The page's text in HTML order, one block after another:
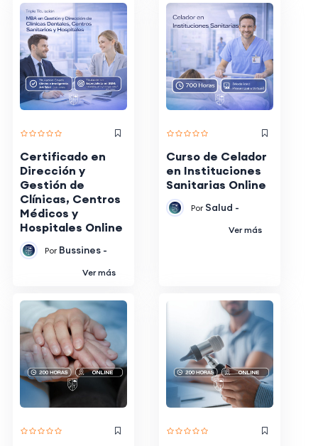
Certificado en
Dirección y
Gestión de
Clínicas, Centros
Médicos y
Hospitales Online
Por Bussines -
Ver más
Curso de Celador
en Instituciones
Sanitarias Online
Por Salud -
Ver más